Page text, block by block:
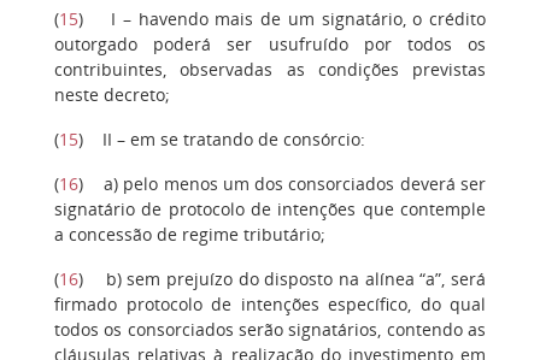
(15) I – havendo mais de um signatário, o crédito
outorgado poderá ser usufruído por todos os
contribuintes, observadas as condições previstas
neste decreto;
(15) II – em se tratando de consórcio:
(16) a) pelo menos um dos consorciados deverá ser
signatário de protocolo de intenções que contemple
a concessão de regime tributário;
(16) b) sem prejuízo do disposto na alínea “a”, será
firmado protocolo de intenções específico, do qual
todos os consorciados serão signatários, contendo as
cláusulas relativas à realização do investimento em